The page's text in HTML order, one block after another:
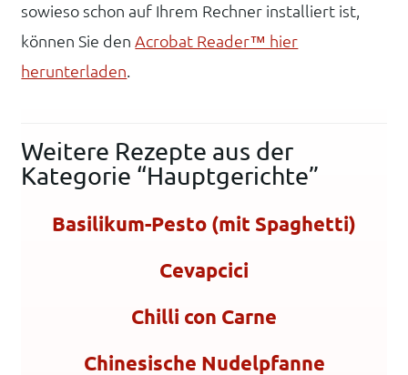
sowieso schon auf Ihrem Rechner installiert ist,
können Sie denAcrobat Reader™ hier
herunterladen.
Weitere Rezepte aus der
Kategorie “Hauptgerichte”
Basilikum-Pesto (mit Spaghetti)
Cevapcici
Chilli con Carne
Chinesische Nudelpfanne